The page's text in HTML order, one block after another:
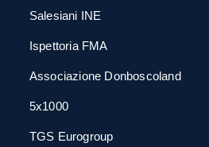
Salesiani INE
Ispettoria FMA
Associazione Donboscoland
5x1000
TGS Eurogroup